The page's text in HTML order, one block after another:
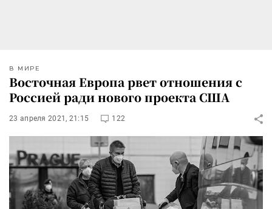
В МИРЕ
Восточная Европа рвет отношения с
Россией ради нового проекта США
23 апреля 2021, 21:15 122